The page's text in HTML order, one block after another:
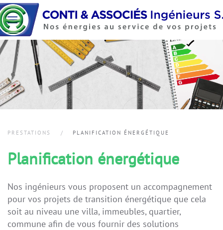
Accéder au contenu principal
PRESTATIONS PLANIFICATION ÉNERGÉTIQUE
Planification énergétique
Nos ingénieurs vous proposent un accompagnement
pour vos projets de transition énergétique que cela
soit au niveau une villa, immeubles, quartier,
commune afin de vous fournir des solutions